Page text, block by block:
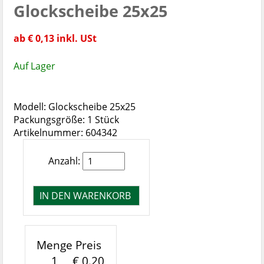
Glockscheibe 25x25
ab € 0,13 inkl. USt
Auf Lager
Modell: Glockscheibe 25x25
Packungsgröße: 1 Stück
Artikelnummer: 604342
Anzahl:
Menge Preis